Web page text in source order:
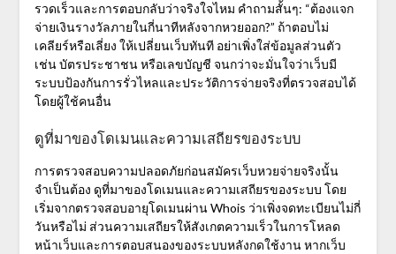
รวดเร็วและการตอบกลับว่าจริงใจไหม คำถามสั้นๆ: “ต้องแจก
จ่ายเงินรางวัลภายในกี่นาทีหลังจากหวยออก?” ถ้าตอบไม่
เคลียร์หรือเลี่ยง ให้เปลี่ยนเว็บทันที อย่าเพิ่งใส่ข้อมูลส่วนตัว
เช่น บัตรประชาชน หรือเลขบัญชี จนกว่าจะมั่นใจว่าเว็บมี
ระบบป้องกันการรั่วไหลและประวัติการจ่ายจริงที่ตรวจสอบได้
โดยผู้ใช้คนอื่น
ดูที่มาของโดเมนและความเสถียรของระบบ
การตรวจสอบความปลอดภัยก่อนสมัครเว็บหวยจ่ายจริงนั้น
จำเป็นต้อง ดูที่มาของโดเมนและความเสถียรของระบบ โดย
เริ่มจากตรวจสอบอายุโดเมนผ่าน Whois ว่าเพิ่งจดทะเบียนไม่กี่
วันหรือไม่ ส่วนความเสถียรให้สังเกตความเร็วในการโหลด
หน้าเว็บและการตอบสนองของระบบหลังกดใช้งาน หากเว็บ